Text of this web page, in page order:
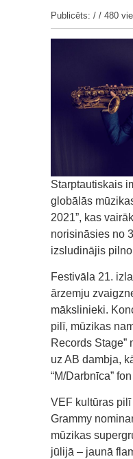
Publicēts: / / 480
Starptautiskais
globālās
2021”, kas
norisināsies no
izsludinājis
Festivāla 21.
ārzemju
mākslinieki.
pilī, mūzikas
Records Stage”
uz AB dambja,
“M/Darbnīca”
VEF kultūras
Grammy
mūzikas
jūlijā – jaunā